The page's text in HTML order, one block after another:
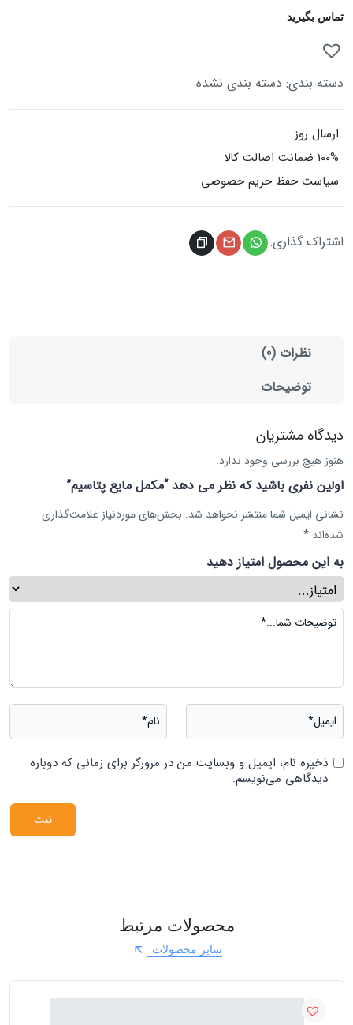
تماس بگیرید
دسته بندی: دسته بندی نشده
ارسال روز
100% ضمانت اصالت کالا
سیاست حفظ حریم خصوصی
اشتراک گذاری:
نظرات (0)
توضیحات
دیدگاه مشتریان
هنوز هیچ بررسی وجود ندارد.
اولین نفری باشید که نظر می دهد “مکمل مایع پتاسیم”
نشانی ایمیل شما منتشر نخواهد شد. بخش‌های موردنیاز علامت‌گذاری
شده‌اند *
به این محصول امتیاز دهید
ذخیره نام، ایمیل و وبسایت من در مرورگر برای زمانی که دوباره
دیدگاهی می‌نویسم.
محصولات مرتبط
سایر محصولات